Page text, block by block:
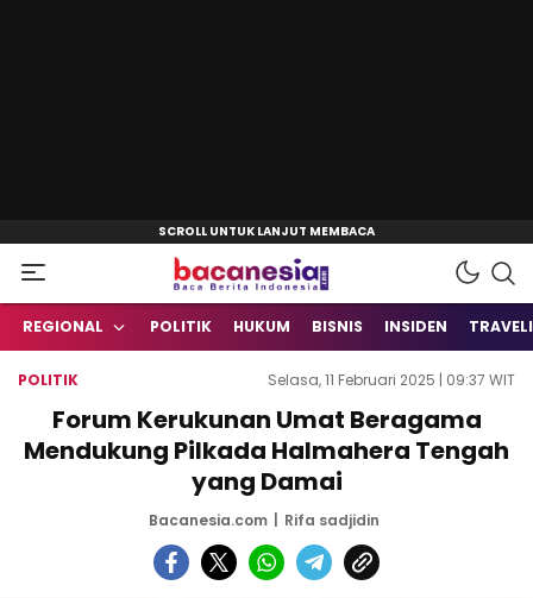
Bacanesia.com
Baca Berita Indonesia
REGIONAL POLITIK HUKUM BISNIS INSIDEN
POLITIK Selasa, 11 Februari 2025 | 09:37 WIT
Forum Kerukunan Umat Beragama
Mendukung Pilkada Halmahera Tengah
yang Damai
Bacanesia.com Rifa sadjidin